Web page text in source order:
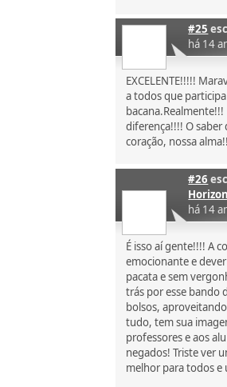
#25
há 14
EXCELENTE!!!!!
a todos que
diferença!!!! O saber
coração, nossa
#26
há 14
É isso aí gente!!!! A
emocionante e
pacata e sem
trás por esse bando
bolsos,
tudo, tem sua
professores e aos
negados! Triste ver
melhor para todos e